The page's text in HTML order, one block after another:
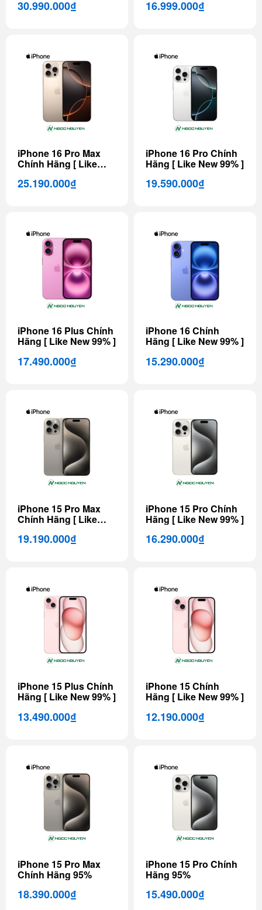
30.990.000₫ 16.999.000₫
iPhone 16 Pro Max
Chính Hãng [ Like
25.190.000₫
iPhone 16 Pro Chính
Hãng [ Like New 99% ]
19.590.000₫
iPhone 16 Plus Chính
Hãng [ Like New 99% ]
17.490.000₫
iPhone 16 Chính
Hãng [ Like New 99% ]
15.290.000₫
iPhone 15 Pro Max
Chính Hãng [ Like
19.190.000₫
iPhone 15 Pro Chính
Hãng [ Like New 99% ]
16.290.000₫
iPhone 15 Plus Chính
Hãng [ Like New 99% ]
13.490.000₫
iPhone 15 Chính
Hãng [ Like New 99% ]
12.190.000₫
iPhone 15 Pro Max
Chính Hãng 95%
18.390.000₫
iPhone 15 Pro Chính
Hãng 95%
15.490.000₫